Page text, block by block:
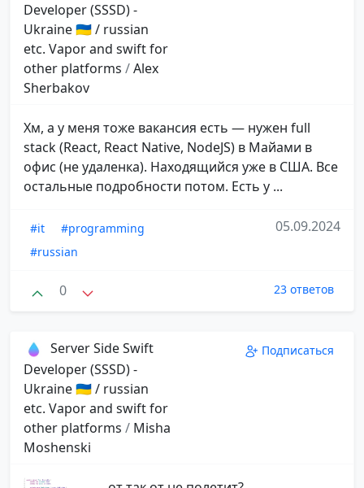
Developer (SSSD) -
Ukraine 🇺🇦 / russian
etc. Vapor and swift for
other platforms /Alex
Sherbakov
Хм, а у меня тоже вакансия есть — нужен full
stack (React, React Native, NodeJS) в Майами в
офис (не удаленка). Находящийся уже в США. Все
остальные подробности потом. Есть у ...
#it
#programming
#russian
05.09.2024
0 23 ответов
Server Side Swift
Developer (SSSD) -
Ukraine 🇺🇦 / russian
etc. Vapor and swift for
other platforms / Misha
Moshenski
Подписаться